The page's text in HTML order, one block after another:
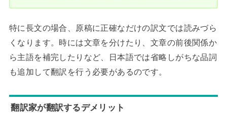
特に長文の場合、原稿に正確なだけの訳文では読みづら
くなります。時には文章を分けたり、文章の前後関係か
ら主語を補完したりなど、日本語では省略しがちな品詞
も追加して翻訳を行う必要があるのです。
翻訳家が翻訳するデメリット